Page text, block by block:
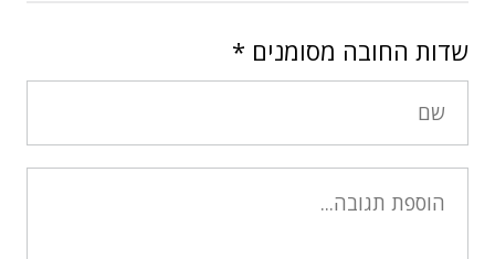
שדות החובה מסומנים *